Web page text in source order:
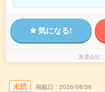
気になる!
派遣会社
未読 掲載日 2026/08/06